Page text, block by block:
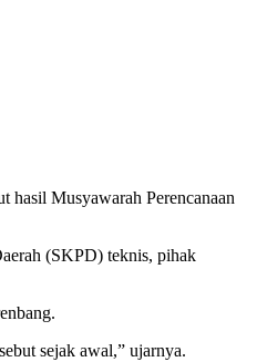
hasil Musyawarah Perencanaan
(SKPD) teknis, pihak
sejak awal,” ujarnya.